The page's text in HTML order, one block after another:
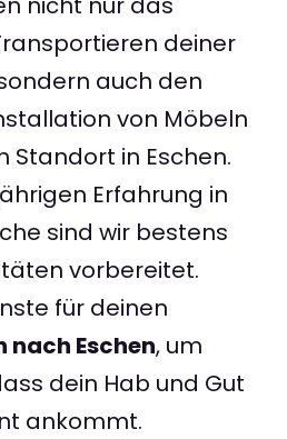
deiner
auch den
von Möbeln
Standort in Eschen.
Erfahrung in
sind wir bestens
vorbereitet.
für deinen
nach Eschen, um
dein Hab und Gut
ankommt.